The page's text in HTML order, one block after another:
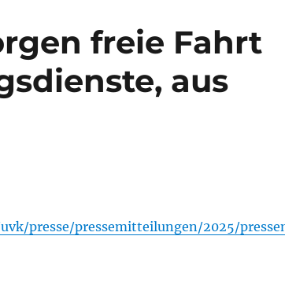
freie Fahrt
aus
presse/pressemitteilungen/2025/